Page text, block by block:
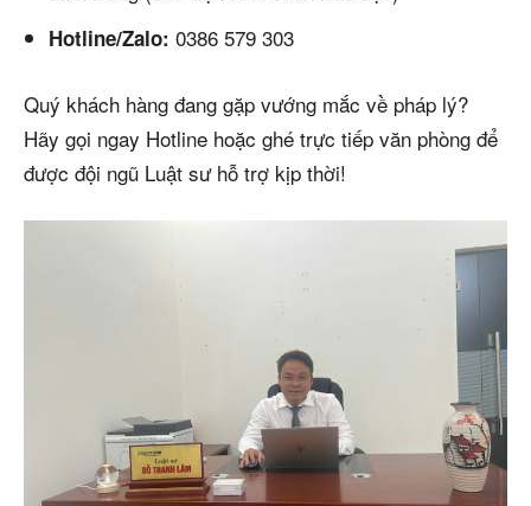
Hotline/Zalo: 0386 579 303
Quý khách hàng đang gặp vướng mắc về pháp lý?
Hãy gọi ngay Hotline hoặc ghé trực tiếp văn phòng để
được đội ngũ Luật sư hỗ trợ kịp thời!